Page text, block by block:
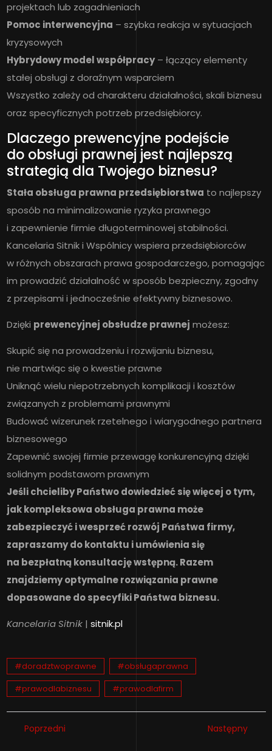
projektach lub zagadnieniach
Pomoc interwencyjna – szybka reakcja w sytuacjach
kryzysowych
Hybrydowy model współpracy– łączący elementy
stałej obsługi z doraźnym wsparciem
Wszystko zależy od charakteru działalności, skali biznesu
oraz specyficznych potrzeb przedsiębiorcy.
Dlaczego prewencyjne podejście
do obsługi prawnej jest najlepszą
strategią dla Twojego biznesu?
Stała obsługa prawna przedsiębiorstwa to najlepszy
sposób na minimalizowanie ryzyka prawnego
i zapewnienie firmie długoterminowej stabilności.
Kancelaria Sitnik i Wspólnicy wspiera przedsiębiorców
w różnych obszarach prawa gospodarczego, pomagając
im prowadzić działalność w sposób bezpieczny, zgodny
z przepisami i jednocześnie efektywny biznesowo.
Dzięki prewencyjnej obsłudze prawnej możesz:
Skupić się na prowadzeniu i rozwijaniu biznesu,
nie martwiąc się o kwestie prawne
Uniknąć wielu niepotrzebnych komplikacji i kosztów
związanych z problemami prawnymi
Budować wizerunek rzetelnego i wiarygodnego partnera
biznesowego
Zapewnić swojej firmie przewagę konkurencyjną dzięki
solidnym podstawom prawnym
Jeśli chcieliby Państwo dowiedzieć się więcej o tym,
jak kompleksowa obsługa prawna może
zabezpieczyć i wesprzeć rozwój Państwa firmy,
zapraszamy do kontaktu i umówienia się
na bezpłatną konsultację wstępną. Razem
znajdziemy optymalne rozwiązania prawne
dopasowane do specyfiki Państwa biznesu.
Kancelaria Sitnik| sitnik.pl
#doradztwoprawne
#obsługaprawna
#prawodlabiznesu
#prawodlafirm
Poprzedni Następny